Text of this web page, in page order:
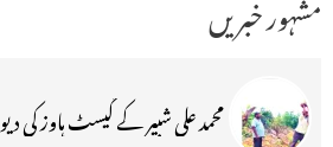
محمد علی شبیر کے گیسٹ ہاوز کی